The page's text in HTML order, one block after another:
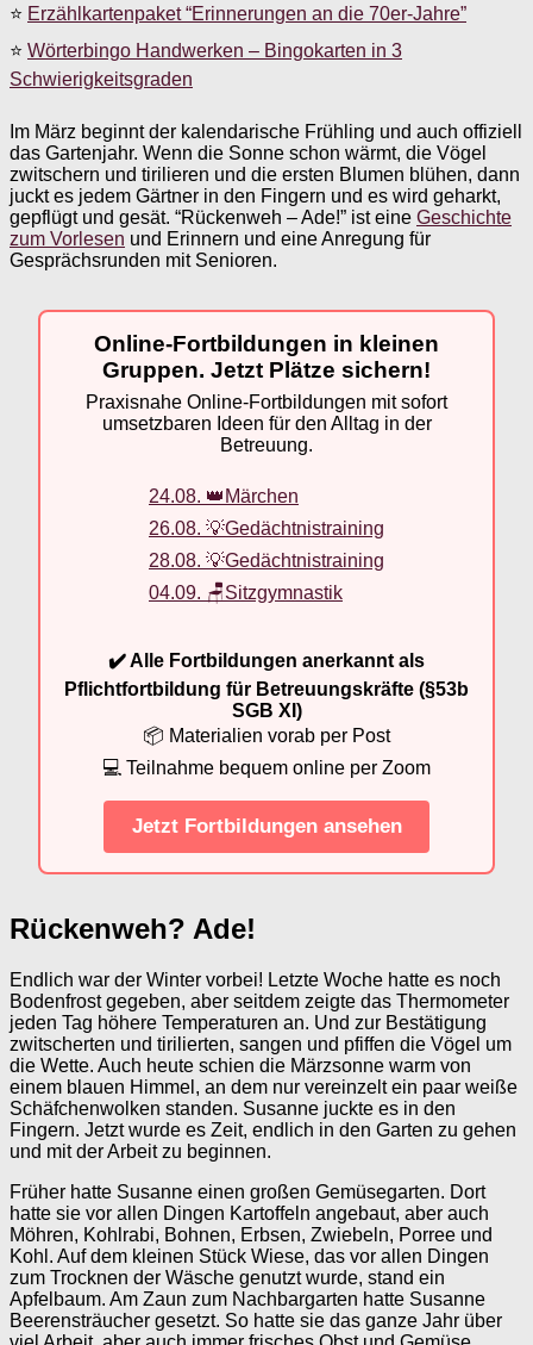
⭐ Erzählkartenpaket “Erinnerungen an die 70er-Jahre”
⭐ Wörterbingo Handwerken – Bingokarten in 3
Schwierigkeitsgraden
Im März beginnt der kalendarische Frühling und auch offiziell
das Gartenjahr. Wenn die Sonne schon wärmt, die Vögel
zwitschern und tirilieren und die ersten Blumen blühen, dann
juckt es jedem Gärtner in den Fingern und es wird geharkt,
gepflügt und gesät. “Rückenweh – Ade!” ist eine Geschichte
zum Vorlesen und Erinnern und eine Anregung für
Gesprächsrunden mit Senioren.
Online-Fortbildungen in kleinen
Gruppen. Jetzt Plätze sichern!
Praxisnahe Online-Fortbildungen mit sofort
umsetzbaren Ideen für den Alltag in der
Betreuung.
24.08. 👑Märchen
26.08. 💡Gedächtnistraining
28.08. 💡Gedächtnistraining
04.09. 🪑Sitzgymnastik
✔️ Alle Fortbildungen anerkannt als
Pflichtfortbildung für Betreuungskräfte (§53b
SGB XI)
📦 Materialien vorab per Post
💻 Teilnahme bequem online per Zoom
Jetzt Fortbildungen ansehen
Rückenweh? Ade!
Endlich war der Winter vorbei! Letzte Woche hatte es noch
Bodenfrost gegeben, aber seitdem zeigte das Thermometer
jeden Tag höhere Temperaturen an. Und zur Bestätigung
zwitscherten und tirilierten, sangen und pfiffen die Vögel um
die Wette. Auch heute schien die Märzsonne warm von
einem blauen Himmel, an dem nur vereinzelt ein paar weiße
Schäfchenwolken standen. Susanne juckte es in den
Fingern. Jetzt wurde es Zeit, endlich in den Garten zu gehen
und mit der Arbeit zu beginnen.
Früher hatte Susanne einen großen Gemüsegarten. Dort
hatte sie vor allen Dingen Kartoffeln angebaut, aber auch
Möhren, Kohlrabi, Bohnen, Erbsen, Zwiebeln, Porree und
Kohl. Auf dem kleinen Stück Wiese, das vor allen Dingen
zum Trocknen der Wäsche genutzt wurde, stand ein
Apfelbaum. Am Zaun zum Nachbargarten hatte Susanne
Beerensträucher gesetzt. So hatte sie das ganze Jahr über